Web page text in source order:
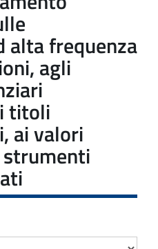
alta frequenza
agli
titoli
ai valori